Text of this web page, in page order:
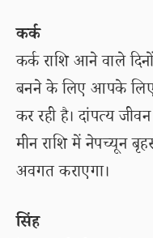
कर्क
कर्क राशि आने वाले
बनने के लिए आपके लिए
कर रही है। दांपत्य
मीन राशि में नेपच्यून
अवगत कराएगा।
सिंह